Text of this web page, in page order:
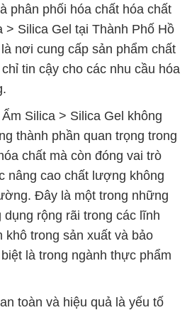
phân phối hóa chất hóa chất
> Silica Gel tại Thành Phố Hồ
nơi cung cấp sản phẩm chất
tin cậy cho các nhu cầu hóa
Silica > Silica Gel không
thành phần quan trọng trong
chất mà còn đóng vai trò
nâng cao chất lượng không
Đây là một trong những
rộng rãi trong các lĩnh
trong sản xuất và bảo
là trong ngành thực phẩm
toàn và hiệu quả là yếu tố